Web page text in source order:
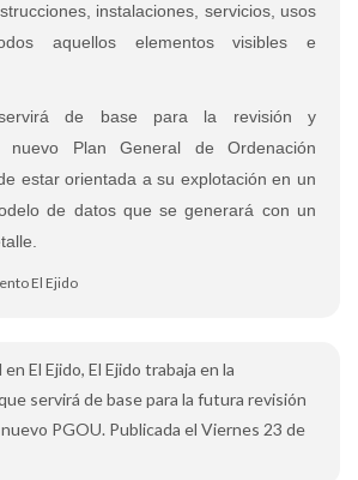
instalaciones, servicios, usos
aquellos elementos visibles e
de base para la revisión y
nuevo Plan General de Ordenación
estar orientada a su explotación en un
de datos que se generará con un
El Ejido
El Ejido, El Ejido trabaja en la
servirá de base para la futura revisión
PGOU. Publicada el Viernes 23 de